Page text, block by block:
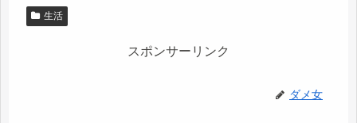
生活
スポンサーリンク
ダメ女